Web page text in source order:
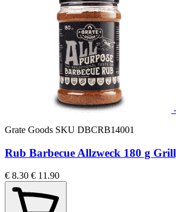
Grate Goods SKU DBCRB14001
Rub Barbecue Allzweck 180 g
€ 8.30 € 11.90